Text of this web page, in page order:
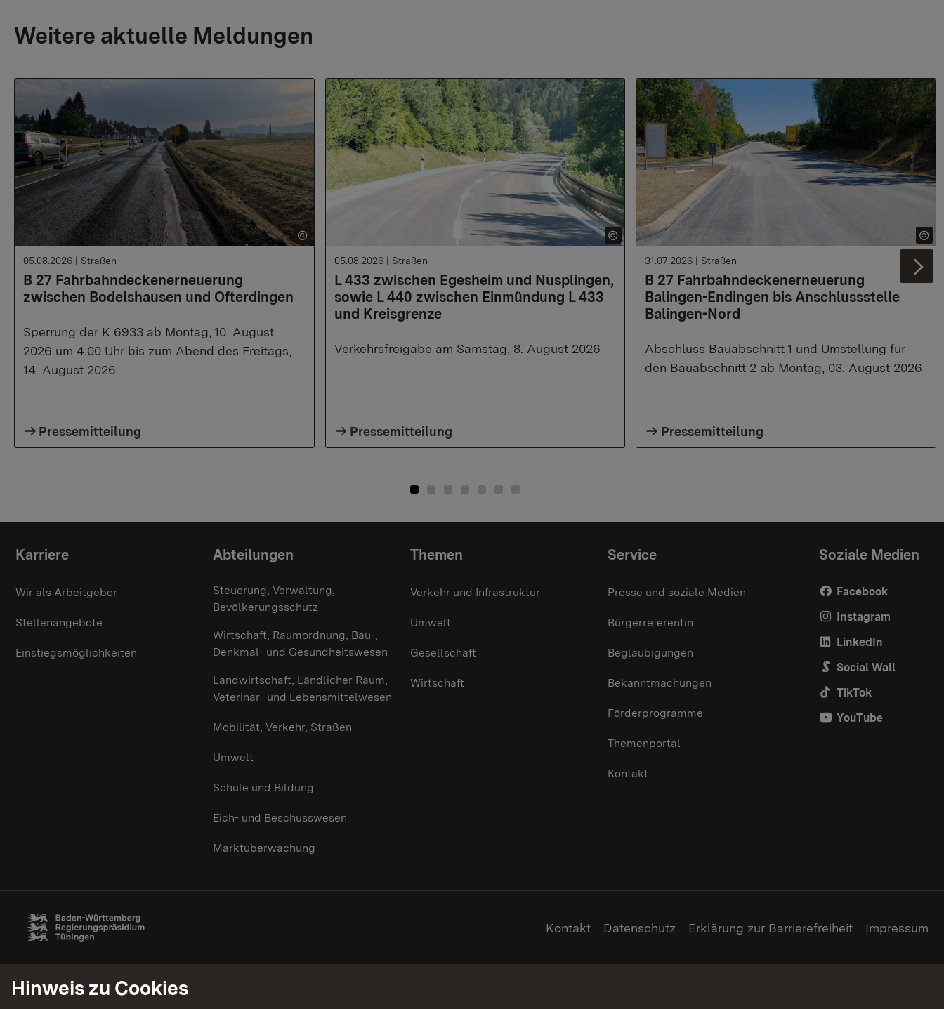
Weitere aktuelle Meldungen
B 27 Fahrbahndeckenerneuerung
zwischen Bodelshausen und Ofterdingen
05.08.2026 | Straßen
Sperrung der K 6933 ab Montag, 10. August
2026 um 4:00 Uhr bis zum Abend des Freitags,
14. August 2026
Pressemitteilung
L 433 zwischen Egesheim und Nusplingen,
sowie L 440 zwischen Einmündung L 433
und Kreisgrenze
05.08.2026 | Straßen
Verkehrsfreigabe am Samstag, 8. August 2026
Pressemitteilung
B 27 Fahrbahndeckenerneuerung
Balingen-Endingen bis Anschlussstelle
Balingen-Nord
31.07.2026 | Straßen
Abschluss Bauabschnitt 1 und Umstellung für
den Bauabschnitt 2 ab Montag, 03. August 2026
Pressemitteilung
Themenübersicht
Karriere
Wir als Arbeitgeber
Stellenangebote
Einstiegsmöglichkeiten
Abteilungen
Steuerung, Verwaltung,
Bevölkerungsschutz
Wirtschaft, Raumordnung, Bau-,
Denkmal- und Gesundheitswesen
Landwirtschaft, Ländlicher Raum,
Veterinär- und Lebensmittelwesen
Mobilität, Verkehr, Straßen
Umwelt
Schule und Bildung
Eich- und Beschusswesen
Marktüberwachung
Themen
Verkehr und Infrastruktur
Umwelt
Gesellschaft
Wirtschaft
Service
Presse und soziale Medien
Bürgerreferentin
Beglaubigungen
Bekanntmachungen
Förderprogramme
Themenportal
Kontakt
Soziale Medien
Facebook
Instagram
LinkedIn
Social Wall
TikTok
YouTube
Kontakt Datenschutz Erklärung zur Barrierefreiheit Impressum
Hinweis zu Cookies